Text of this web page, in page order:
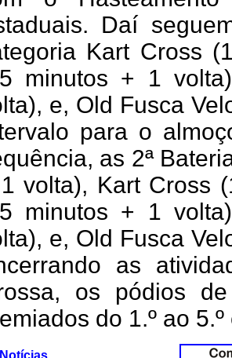
Daí
Kart Cross
minutos + 1
e, Old Fusca
para o
as 2ª
volta), Kart Cross
minutos + 1
e, Old Fusca
as
os pódios
do 1.º ao
Notícias